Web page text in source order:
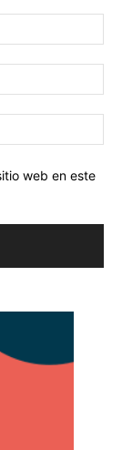
web en este